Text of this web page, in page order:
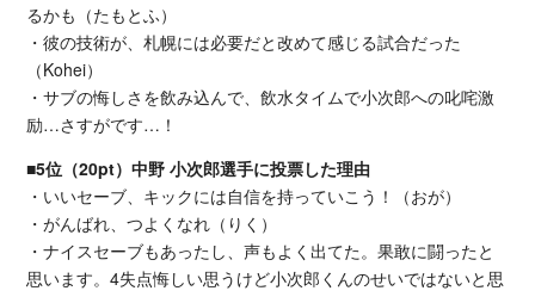
るかも（たもとふ）
・彼の技術が、札幌には必要だと改めて感じる試合だった
（Kohei）
・サブの悔しさを飲み込んで、飲水タイムで小次郎への叱咤激
励…さすがです…！
■5位（20pt）中野 小次郎選手に投票した理由
・いいセーブ、キックには自信を持っていこう！（おが）
・がんばれ、つよくなれ（りく）
・ナイスセーブもあったし、声もよく出てた。果敢に闘ったと
思います。4失点悔しい思うけど小次郎くんのせいではないと思